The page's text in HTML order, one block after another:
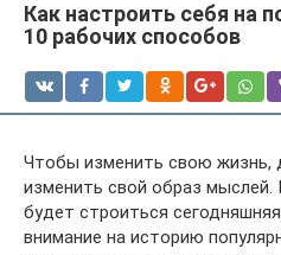
Как настроить себя на
10 рабочих способов
Чтобы изменить свою жизнь,
изменить свой образ
будет строиться
внимание на историю